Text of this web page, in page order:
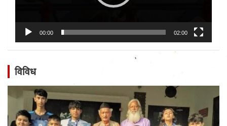
00:00 02:00
विविध